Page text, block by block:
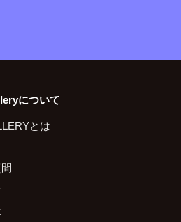
について
とは